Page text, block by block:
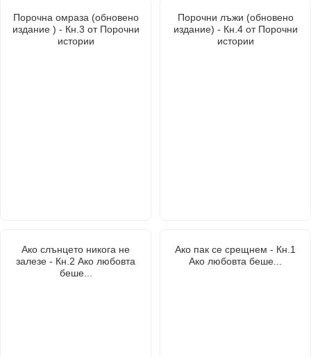
Порочна омраза (обновено
издание ) - Кн.3 от Порочни
истории
Порочни лъжи (обновено
издание) - Кн.4 от Порочни
истории
Ако слънцето никога не
залезе - Кн.2 Ако любовта
беше...
Ако пак се срещнем - Кн.1
Ако любовта беше...